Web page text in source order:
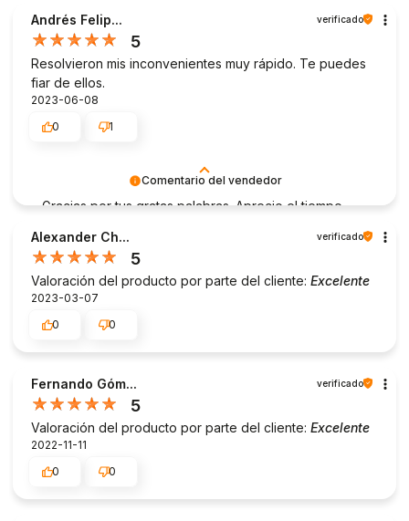
que podamos ofrecer el servicio adecuado a unos
clientes tan fabulosos. ¡Gracias de nuevo!
Comentario del vendedor
Gracias por tus gratas palabras. Aprecio el tiempo
nosotros. Me alegra tener clientes así. Un cordial
saludo de mi parte.
Andrés Felip... verificado
5
Resolvieron mis inconvenientes muy rápido. Te puedes
fiar de ellos.
2023-06-08
0
1
Alexander Ch... verificado
5
Valoración del producto por parte del cliente: Excelente
2023-03-07
0
0
Fernando Góm... verificado
5
Valoración del producto por parte del cliente: Excelente
2022-11-11
0
0